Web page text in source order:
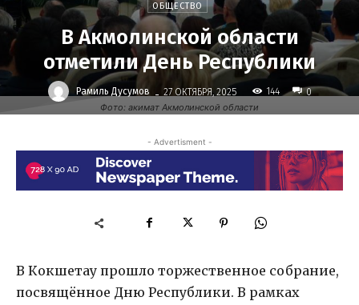
Фото: акимат Акмолинской области
ОБЩЕСТВО
В Акмолинской области
отметили День Республики
Рамиль Дусумов - 27 ОКТЯБРЯ, 2025 144 0
- Advertisment -
В Кокшетау прошло торжественное собрание,
посвящённое Дню Республики. В рамках